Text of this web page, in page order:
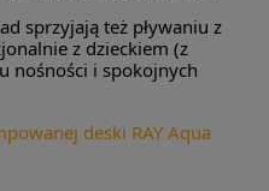
sprzyjają też pływaniu z
z dzieckiem (z
nośności i spokojnych
deski RAY Aqua